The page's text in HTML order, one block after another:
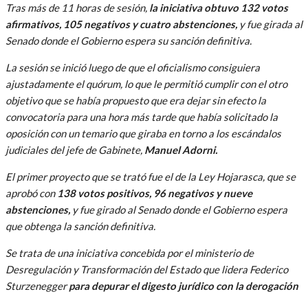
Tras más de 11 horas de sesión, la iniciativa obtuvo 132 votos
afirmativos, 105 negativos y cuatro abstenciones, y fue girada al
Senado donde el Gobierno espera su sanción definitiva.
La sesión se inició luego de que el oficialismo consiguiera
ajustadamente el quórum, lo que le permitió cumplir con el otro
objetivo que se había propuesto que era dejar sin efecto la
convocatoria para una hora más tarde que había solicitado la
oposición con un temario que giraba en torno a los escándalos
judiciales del jefe de Gabinete, Manuel Adorni.
El primer proyecto que se trató fue el de la Ley Hojarasca, que se
aprobó con 138 votos positivos, 96 negativos y nueve
abstenciones, y fue girado al Senado donde el Gobierno espera
que obtenga la sanción definitiva.
Se trata de una iniciativa concebida por el ministerio de
Desregulación y Transformación del Estado que lidera Federico
Sturzeneggerpara depurar el digesto jurídico con la derogación